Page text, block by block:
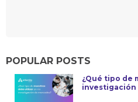
POPULAR POSTS
¿Qué tipo de
investigación